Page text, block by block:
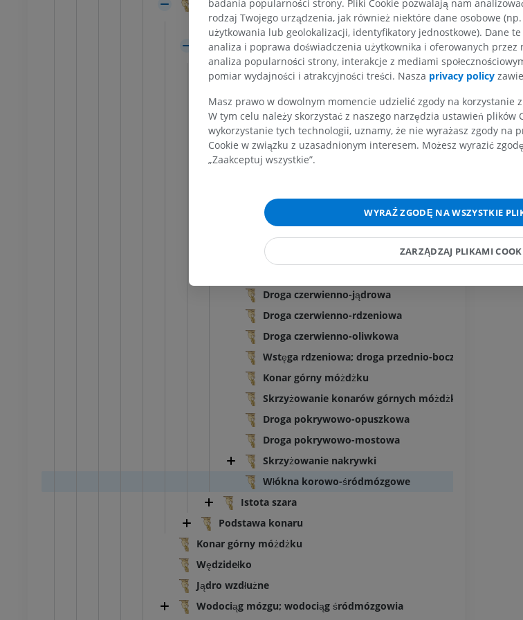
Konar mózgu
Bruzda boczna śródmózgowia
Nakrywka śródmózgowia
Trójkąt wstęgi bocznej
Włókna korowo-jądrowe śródmózgowia
Włókna podwzgórkowo-rdzeniowe
Wstęga boczna
Droga pokrywowo-mostowa
Wstęga trójdzielna
Pasmo śródmózgowe nerwu trójdzielnego
Droga czerwienno-jądrowa
Droga czerwienno-rdzeniowa
Droga czerwienno-oliwkowa
Wstęga rdzeniowa; droga przednio-boczna; droga
Konar górny móżdżku
Skrzyżowanie konarów górnych móżdżka
Droga pokrywowo-opuszkowa
Droga pokrywowo-mostowa
Skrzyżowanie nakrywki
Włókna korowo-śródmózgowe
Istota szara
Podstawa konaru
Konar górny móżdżku
Wędzidełko
Jądro wzdłużne
Wodociąg mózgu; wodociąg śródmózgowia
ZA DARMO
Kończyna dolna
Badanie TK stawu
skokowego i stopy
RM dłoni
RM
PREMIUM
RTG kończyny górnej
Radiografia
PREMIUM
PREMIUM
Arteriografia kończyny
Angiografia
ZA DARMO
Projekt Obrazowanie
Człowieka
PREMIUM
badania popularności strony. Pliki Cookie pozwalają nam
rodzaj Twojego urządzenia, jak również niektóre dane osobowe
użytkowania lub geolokalizacji, identyfikatory jednostkowe). Dane
analiza i poprawa doświadczenia użytkownika i oferowanych przez
analiza popularności strony, interakcje z mediami
pomiar wydajności i atrakcyjności treści. Nasza privacy policy
Masz prawo w dowolnym momencie udzielić zgody na korzystanie
W tym celu należy skorzystać z naszego narzędzia ustawień plików
wykorzystanie tych technologii, uznamy, że nie wyrażasz zgody na
Cookie w związku z uzasadnionym interesem. Możesz wyrazić
„Zaakceptuj wszystkie”.
WYRAŹ ZGODĘ NA WSZYSTKIE
ZARZĄDZAJ PLIKAMI